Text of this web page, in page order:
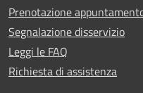
Prenotazione
Segnalazione disservizio
Leggi le FAQ
Richiesta di assistenza